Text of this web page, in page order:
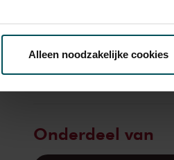
Via decookieverklaringop onze
We werken samen met32 derden
Alleen noodzakelijke cookies
di 5 nov. 2024
Onderdeel van